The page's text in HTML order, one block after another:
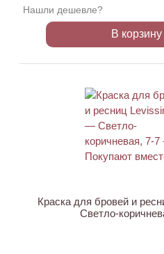
Нашли дешевле?
В корзину
Краска для бровей и
Светло-